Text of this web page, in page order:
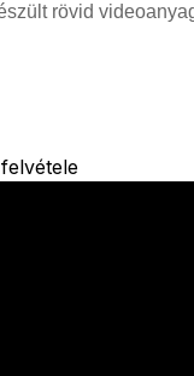
rövid
felvétele